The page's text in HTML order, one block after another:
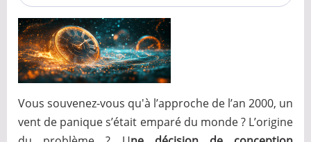
Vous souvenez-vous qu'à l’approche de l’an 2000, un
vent de panique s’était emparé du monde ? L’origine